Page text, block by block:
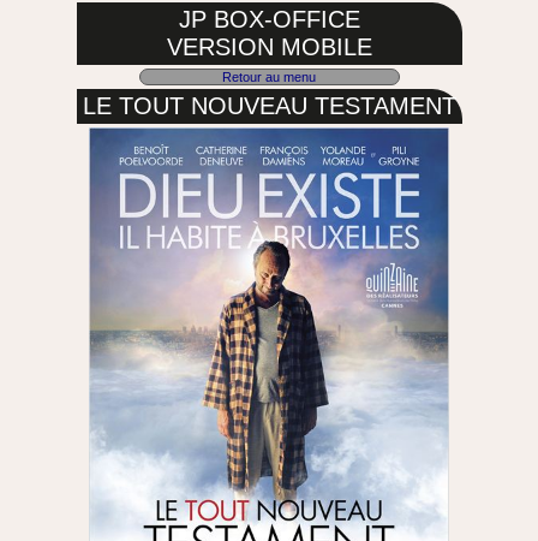
JP BOX-OFFICE
VERSION MOBILE
Retour au menu
LE TOUT NOUVEAU TESTAMENT